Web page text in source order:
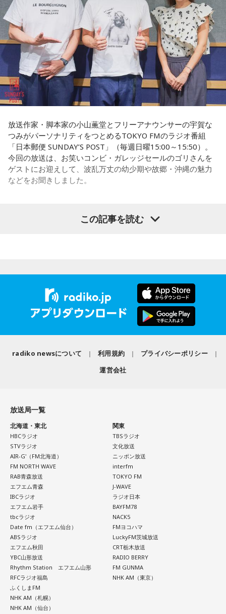
パーソナリティ：アンジー校長（アンジェリーナ1/3・
Gacharic Spin）、たんぼ教頭（溝上たんぼ）
放送日時：月曜～木曜 22:00～23:55／金曜 22:00～22:55
番組Webサイト：https://www.tfm.co.jp/lock/
番組公式X：@sol_info
ンの条件を探ります。私、10年ほど前に全国各地の地方選挙
を取材していたとき、どこへ行ってもドンと呼ばれる地元の
権力者がいたんですね。どういう人かというと、だいたい経
済力があって抜群に選挙が強くて。地元の首長や国会議員よ
りも発言力がある人です」
長野「はい」
常井 「中には、かつての野中広務さんや森山𥙿さんのように
50を過ぎてから国政に進んだドンもいる。ではどういった状
況がそろうとドンが生まれるか。第1の条件は、圧倒的な他薦
です。藏内さんって県議10期。40年近く県議会にいるわけで
す」
「どの知事、どの県庁幹部よりも古株になります。議会
や推薦を出すのか、という決定権を握っている。あとは役
人、教職員、警察署員といった地方公務員の人事にも影響力
を発揮することがあります」
長野「はい」
「人事の季節になるとドンの自宅に行列ができる、と言
われるんですね。別の地域で聴いた話ですが、ドンの家に入
そのままスーッと返す。返された側は帰りがけ、広いお庭の
中にあるお社に両手を合わせ、賽銭箱に封筒を置いていく、
と。こういう逸話がまことしやかに語られること自体が、ド
ンの権力を大きくしているんですね。直接、命令しなくても
周りが勝手に忖度して動く、というのがドンの世界です」
長野「こういうドンが全国にいる、というわけですね」
常井 「福岡って大物議員がたくさんいました。その中で藏内
さんはどういう位置づけか。麻生さん、武田さん、かつては
古賀誠さん、山崎拓さん、村上正邦さん、といった方も。大
物が同じ県内にたくさんいることが、ドンを生み出す第2の条
件です」
長野「はい」
放送作家・脚本家の小山薫堂とフリーアナウンサーの宇賀な
つみがパーソナリティをつとめるTOKYO FMのラジオ番組
「日本郵便 SUNDAY’S POST」（毎週日曜15:00～15:50）。
今回の放送は、お笑いコンビ・ガレッジセールのゴリさんを
ゲストにお迎えして、波乱万丈の幼少期や故郷・沖縄の魅力
などをお聞きしました。
（左から）パーソナリティの小山薫堂、ゴリさん、宇賀なつ
ゴリさんは、1972年沖縄県那覇市生まれ。沖縄の本土復帰か
らわずか1週間後に生まれた“復帰っ子”です。1995年に中学時
代の同級生・川田広樹さんとガレッジセールを結成し、バラ
エティ番組などで人気を集めました。2006年からは映画監督
督協会新人賞を受賞しました。また、「おきなわ新喜劇」の
旗揚げやYouTube「ゴリ★オキナワ」などを通じて、故郷・
沖縄の魅力を発信し続けています。
われている」と話すゴリさん。両親からは、復帰直後の沖縄
ちました。なかでも「『円になったほうがお金が減る』と文
句を言っていた」というエピソードは、当時ならではの出来
事として印象に残っているそうです。
小学生の頃に、「旅行に行こう」と言われて沖縄を離れ、大
阪へ。しかし翌朝、父親の姿はなく、「今日からおじさんと
おばさんと暮らすんだよ」と告げられます。「映画みたいな
嘘みたいな話で」と振り返るように、突然始まった新生活に
戸惑い、転校先でも誰とも話せない日々が続きました。
孤独を感じるなかで、「何かしなきゃ」との思いから、クラ
スの人気者の行動を観察。「面白いことをやると人が集ま
る」という気づきを得て、掃除の時間に机の上で松田聖子さ
んの「青い珊瑚礁」を歌いながら一発芸を披露。最初は教室
が静まり返ったものの、その後は「あんなに無口だった転校
生が急に変なことをやり出した」と話題になり、「お前、お
もろいな」「遊ぼうや」と友達の輪が一気に広がったといい
この記事を読む
radiko newsについて 利用規約
プライバシーポリシー
運営会社
放送局一覧
北海道・東北
HBCラジオ
STVラジオ
AIR-G'（FM北海道）
FM NORTH WAVE
RAB青森放送
エフエム青森
IBCラジオ
エフエム岩手
tbcラジオ
Date fm（エフエム仙台）
ABSラジオ
エフエム秋田
YBC山形放送
Rhythm Station エフエム山形
RFCラジオ福島
ふくしまFM
NHK AM（札幌）
NHK AM（仙台）
関東
TBSラジオ
文化放送
ニッポン放送
interfm
TOKYO FM
J-WAVE
ラジオ日本
BAYFM78
NACK5
FMヨコハマ
LuckyFM茨城放送
CRT栃木放送
RADIO BERRY
FM GUNMA
NHK AM（東京）